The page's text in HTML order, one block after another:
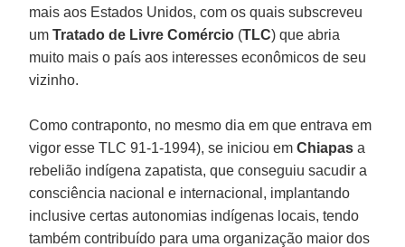
mais aos Estados Unidos, com os quais subscreveu
umTratado de Livre Comércio (TLC) que abria
muito mais o país aos interesses econômicos de seu
vizinho.
Como contraponto, no mesmo dia em que entrava em
vigor esse TLC 91-1-1994), se iniciou emChiapas a
rebelião indígena zapatista, que conseguiu sacudir a
consciência nacional e internacional, implantando
inclusive certas autonomias indígenas locais, tendo
também contribuído para uma organização maior dos